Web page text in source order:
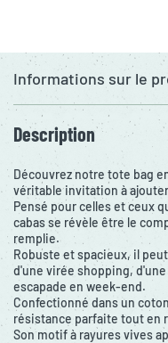
Informations sur le
Description
Découvrez notre tote bag
véritable invitation à
Pensé pour celles et ceux
cabas se révèle être le
remplie.
Robuste et spacieux, il
d'une virée shopping,
escapade en week-end.
Confectionné dans un
résistance parfaite tout en
Son motif à rayures vives